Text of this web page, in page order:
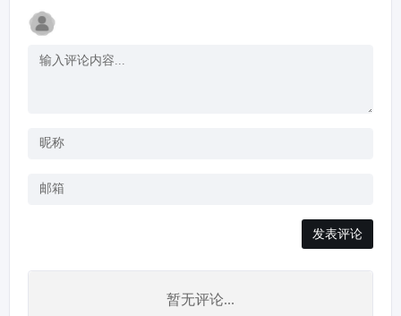
发表评论
暂无评论...